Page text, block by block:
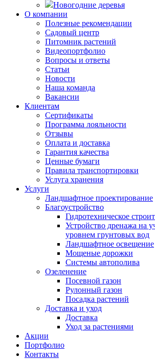
Новогодние деревья
О компании
Полезные рекомендации
Садовый центр
Питомник растений
Видеопортфолио
Вопросы и ответы
Статьи
Новости
Наша команда
Вакансии
Клиентам
Сертификаты
Программа лояльности
Отзывы
Оплата и доставка
Гарантия качества
Ценные бумаги
Правила транспортировки
Услуга хранения
Услуги
Ландшафтное проектирование
Благоустройство
Гидротехническое
Устройство дренажа на
уровнем грунтовых вод
Ландшафтное освещение
Мощеные дорожки
Системы автополива
Озеленение
Посевной газон
Рулонный газон
Посадка растений
Доставка и уход
Доставка
Уход за растениями
Акции
Портфолио
Контакты